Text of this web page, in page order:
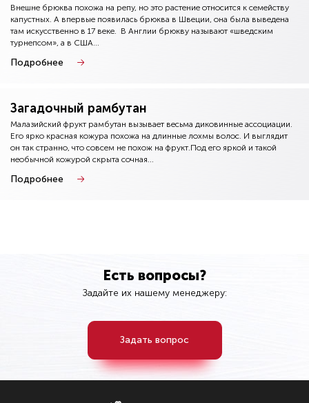
Внешне брюква похожа на репу, но это растение относится к семейству
капустных. А впервые появилась брюква в Швеции, она была выведена
там искусственно в 17 веке. В Англии брюкву называют «шведским
турнепсом», а в США...
Подробнее
Загадочный рамбутан
Малазийский фрукт рамбутан вызывает весьма диковинные ассоциации.
Его ярко красная кожура похожа на длинные лохмы волос. И выглядит
он так странно, что совсем не похож на фрукт.Под его яркой и такой
необычной кожурой скрыта сочная...
Подробнее
Есть вопросы?
Задайте их нашему менеджеру:
Задать вопрос